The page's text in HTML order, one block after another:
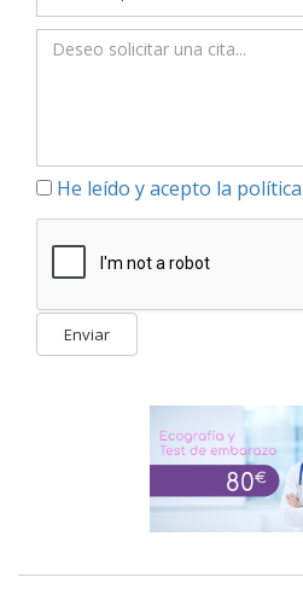
He leído y acepto la